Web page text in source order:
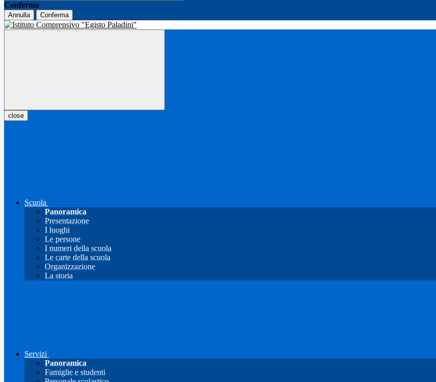
Conferma
Annulla Conferma
close
Scuola
Panoramica
Presentazione
I luoghi
Le persone
I numeri della scuola
Le carte della scuola
Organizzazione
La storia
Servizi
Panoramica
Famiglie e studenti